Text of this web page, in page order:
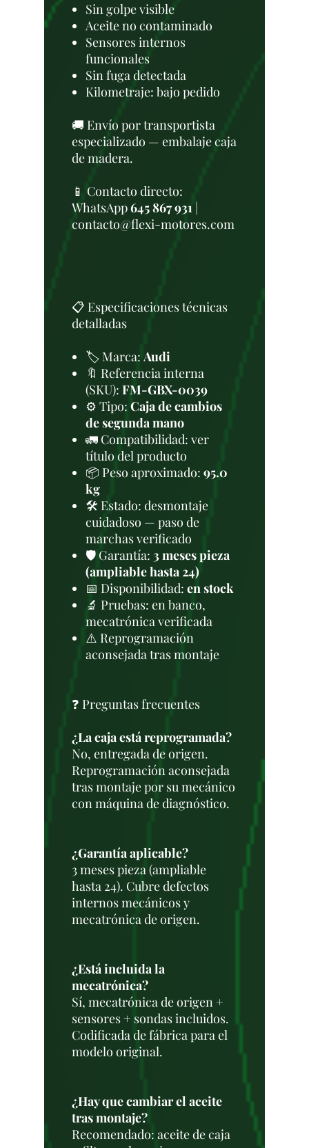
Sin golpe visible
Aceite no contaminado
Sensores internos
funcionales
Sin fuga detectada
Kilometraje: bajo pedido
🚚 Envío por transportista
especializado — embalaje caja
de madera.
📱 Contacto directo:
WhatsApp645 867 931 |
contacto@flexi-motores.com
📋 Especificaciones técnicas
detalladas
🏷️ Marca:Audi
🔖 Referencia interna
(SKU): FM-GBX-0039
⚙️ Tipo: Caja de cambios
de segunda mano
🚛 Compatibilidad: ver
título del producto
📦 Peso aproximado: 95.0
kg
🛠 Estado: desmontaje
cuidadoso — paso de
marchas verificado
🛡️ Garantía: 3 meses pieza
(ampliable hasta 24)
📅 Disponibilidad: en stock
🔬 Pruebas: en banco,
mecatrónica verificada
⚠️ Reprogramación
aconsejada tras montaje
❓ Preguntas frecuentes
¿La caja está reprogramada?
No, entregada de origen.
Reprogramación aconsejada
tras montaje por su mecánico
con máquina de diagnóstico.
¿Garantía aplicable?
3 meses pieza (ampliable
hasta 24). Cubre defectos
internos mecánicos y
mecatrónica de origen.
¿Está incluida la
mecatrónica?
Sí, mecatrónica de origen +
sensores + sondas incluidos.
Codificada de fábrica para el
modelo original.
¿Hay que cambiar el aceite
tras montaje?
Recomendado: aceite de caja